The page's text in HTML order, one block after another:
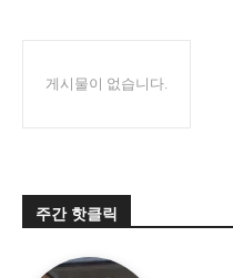
게시물이 없습니다.
주간 핫클릭